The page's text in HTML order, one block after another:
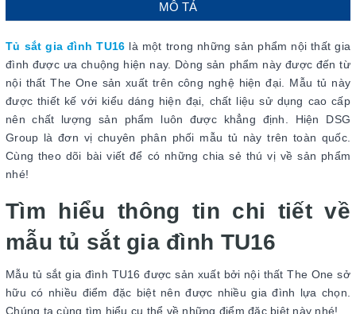
MÔ TẢ
Tủ sắt gia đình TU16 là một trong những sản phẩm nội thất gia
đình được ưa chuộng hiện nay. Dòng sản phẩm này được đến từ
nội thất The One sản xuất trên công nghệ hiện đại. Mẫu tủ này
được thiết kế với kiểu dáng hiện đại, chất liệu sử dụng cao cấp
nên chất lượng sản phẩm luôn được khẳng định. Hiện DSG
Group là đơn vị chuyên phân phối mẫu tủ này trên toàn quốc.
Cùng theo dõi bài viết để có những chia sẻ thú vị về sản phẩm
nhé!
Tìm hiểu thông tin chi tiết về
mẫu tủ sắt gia đình TU16
Mẫu tủ sắt gia đình TU16 được sản xuất bởi nội thất The One sở
hữu có nhiều điểm đặc biệt nên được nhiều gia đình lựa chọn.
Chúng ta cùng tìm hiểu cụ thể về những điểm đặc biệt này nhé!